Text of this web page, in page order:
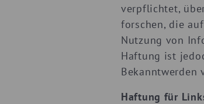
verpflichtet,
forschen, die
Nutzung von
Haftung ist
Bekanntwerden
Haftung für